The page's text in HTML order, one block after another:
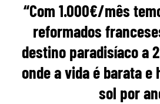
“Com 1.000€/mês
reformados
destino paradisíaco a
onde a vida é barata e
sol por